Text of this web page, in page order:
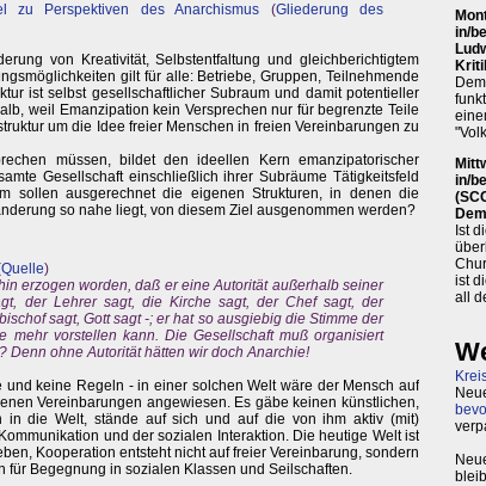
zu Perspektiven des Anarchismus (Gliederung des
von Kreativität, Selbstentfaltung und gleichberichtigtem
gilt für alle: Betriebe, Gruppen, Teilnehmende
ist selbst gesellschaftlicher Subraum und damit potentieller
weil Emanzipation kein Versprechen nur für begrenzte Teile
um die Idee freier Menschen in freien Vereinbarungen zu
müssen, bildet den ideellen Kern emanzipatorischer
Gesellschaft einschließlich ihrer Subräume Tätigkeitsfeld
sollen ausgerechnet die eigenen Strukturen, in denen die
so nahe liegt, von diesem Ziel ausgenommen werden?
Quelle)
erzogen worden, daß er eine Autorität außerhalb seiner
der Lehrer sagt, die Kirche sagt, der Chef sagt, der
sagt, Gott sagt -; er hat so ausgiebig die Stimme der
mehr vorstellen kann. Die Gesellschaft muß organisiert
Denn ohne Autorität hätten wir doch Anarchie!
keine Regeln - in einer solchen Welt wäre der Mensch auf
Vereinbarungen angewiesen. Es gäbe keinen künstlichen,
in die Welt, stände auf sich und auf die von ihm aktiv (mit)
und der sozialen Interaktion. Die heutige Welt ist
Kooperation entsteht nicht auf freier Vereinbarung, sondern
Begegnung in sozialen Klassen und Seilschaften.
in/
in/
Ist
ist
all